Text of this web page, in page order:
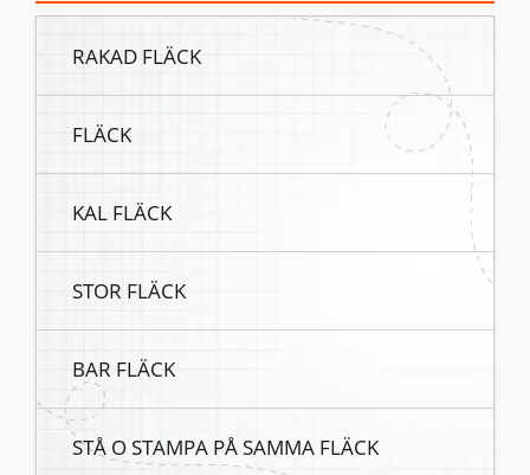
RAKAD FLÄCK
FLÄCK
KAL FLÄCK
STOR FLÄCK
BAR FLÄCK
STÅ O STAMPA PÅ SAMMA FLÄCK